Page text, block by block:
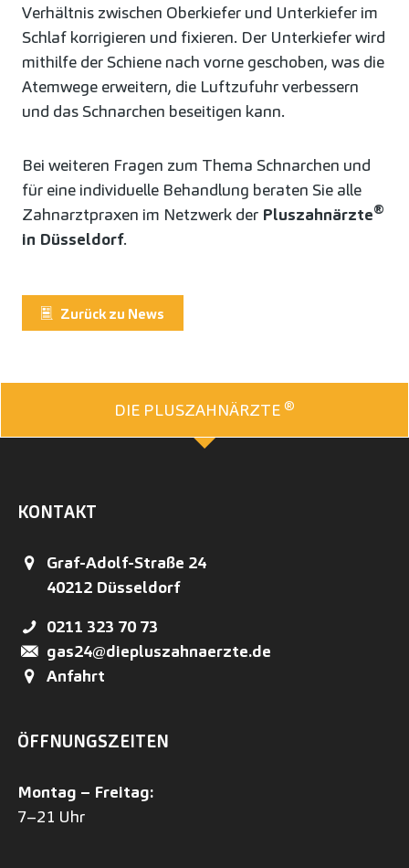
Verhältnis zwischen Oberkiefer und Unterkiefer im
Schlaf korrigieren und fixieren. Der Unterkiefer wird
mithilfe der Schiene nach vorne geschoben, was die
Atemwege erweitern, die Luftzufuhr verbessern
und das Schnarchen beseitigen kann.
Bei weiteren Fragen zum Thema Schnarchen und
für eine individuelle Behandlung beraten Sie alle
Zahnarztpraxen im Netzwerk der Pluszahnärzte®
in Düsseldorf.
Zurück zu News
DIE PLUSZAHNÄRZTE ®
KONTAKT
Graf-Adolf-Straße 24
40212 Düsseldorf
0211 323 70 73
gas24@diepluszahnaerzte.de
Anfahrt
ÖFFNUNGSZEITEN
Montag – Freitag:
7–21 Uhr